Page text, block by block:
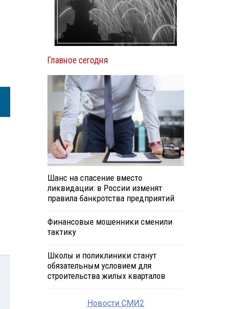
Главное сегодня
Шанс на спасение вместо
ликвидации: в России изменят
правила банкротства предприятий
Финансовые мошенники сменили
тактику
Школы и поликлиники станут
обязательным условием для
строительства жилых кварталов
Новости СМИ2